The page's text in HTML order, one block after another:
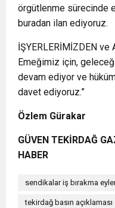
örgütlenme sürecinde
buradan ilan ediyoruz.
İŞYERLERİMİZDEN ve
Emeğimiz için,
devam ediyor ve
davet ediyoruz.”
Özlem Gürakar
GÜVEN TEKİRDAĞ
HABER
sendikalar iş bırakma
tekirdağ basın açıklaması